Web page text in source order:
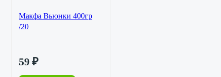
Макфа Вьюнки 400гр
/20
59 ₽